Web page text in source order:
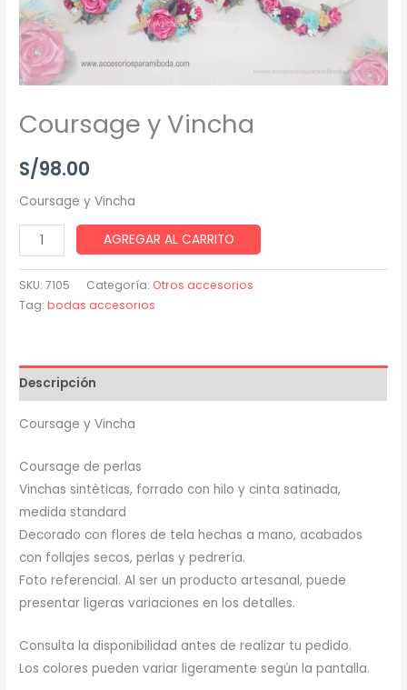
Coursage y Vincha
S/98.00
Coursage y Vincha
AGREGAR AL CARRITO
SKU:7105 Categoría: Otros accesorios
Tag:bodas accesorios
Descripción
Coursage y Vincha
Coursage de perlas
Vinchas sintèticas, forrado con hilo y cinta satinada,
medida standard
Decorado con flores de tela hechas a mano, acabados
con follajes secos, perlas y pedrería.
Foto referencial. Al ser un producto artesanal, puede
presentar ligeras variaciones en los detalles.
Consulta la disponibilidad antes de realizar tu pedido.
Los colores pueden variar ligeramente según la pantalla.